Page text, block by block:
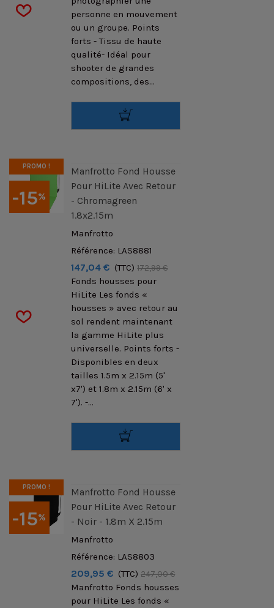
personne en mouvement
ou un groupe. Points
forts - Tissu de haute
qualité- Idéal pour
shooter de grandes
compositions, des...
-15%
PROMO !
Manfrotto Fond Housse
Pour HiLite Avec Retour
- Chromagreen
1.8x2.15m
Manfrotto
Référence: LAS8881
147,04 € (TTC) 172,99 €
Fonds housses pour
HiLite Les fonds «
housses » avec retour au
sol rendent maintenant
la gamme HiLite plus
universelle. Points forts -
Disponibles en deux
tailles 1.5m x 2.15m (5'
x7') et 1.8m x 2.15m (6' x
7'). -...
-15%
PROMO !
Manfrotto Fond Housse
Pour HiLite Avec Retour
- Noir - 1.8m X 2.15m
Manfrotto
Référence: LAS8803
209,95 € (TTC) 247,00 €
Manfrotto Fonds housses
pour HiLite Les fonds «